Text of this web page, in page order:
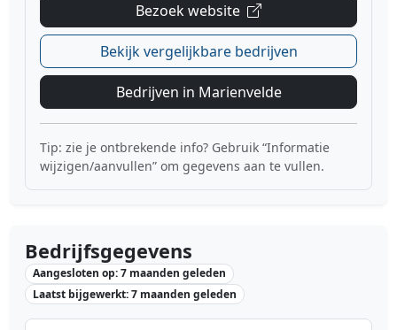
Bezoek website
Bekijk vergelijkbare bedrijven
Bedrijven in Marienvelde
Tip: zie je ontbrekende info? Gebruik “Informatie
wijzigen/aanvullen” om gegevens aan te vullen.
Bedrijfsgegevens
Aangesloten op: 7 maanden geleden
Laatst bijgewerkt: 7 maanden geleden